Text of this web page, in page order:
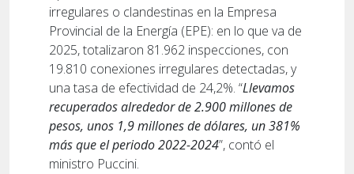
irregulares o clandestinas en la Empresa
Provincial de la Energía (EPE): en lo que va de
2025, totalizaron 81.962 inspecciones, con
19.810 conexiones irregulares detectadas, y
una tasa de efectividad de 24,2%. “Llevamos
recuperados alrededor de 2.900 millones de
pesos, unos 1,9 millones de dólares, un 381%
más que el periodo 2022-2024”, contó el
ministro Puccini.